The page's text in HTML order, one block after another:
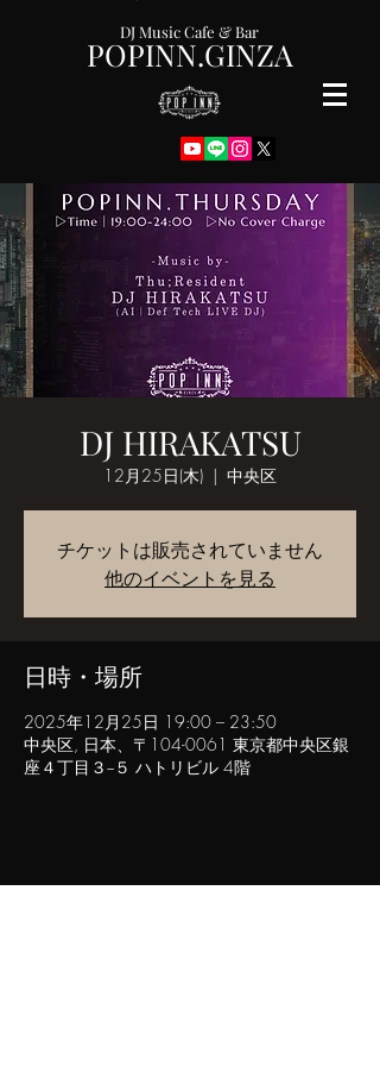
POPINN.GINZA
DJ Music Cafe & Bar
DJ HIRAKATSU
12月25日(木)
  |
中央区
チケットは販売されていません
他のイベントを見る
日時・場所
2025年12月25日 19:00 – 23:50
中央区, 日本、〒104-0061 東京都中央区銀
座４丁目３−５ ハトリビル 4階